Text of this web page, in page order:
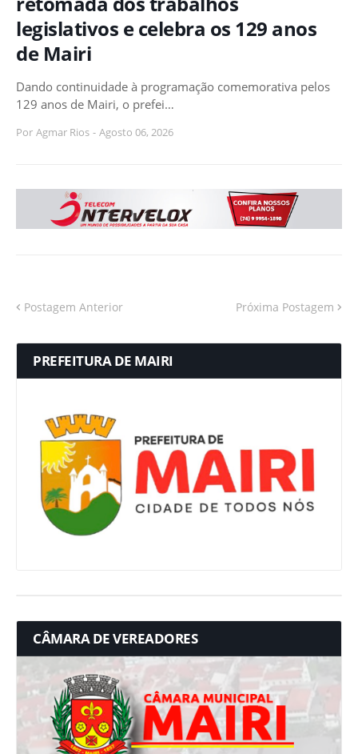
legislativos e celebra os 129 anos
de Mairi
Dando continuidade à programação comemorativa pelos
129 anos de Mairi, o prefei…
Por Agmar Rios - Agosto 06, 2026
Postagem Anterior Próxima Postagem
PREFEITURA DE MAIRI
CÂMARA DE VEREADORES